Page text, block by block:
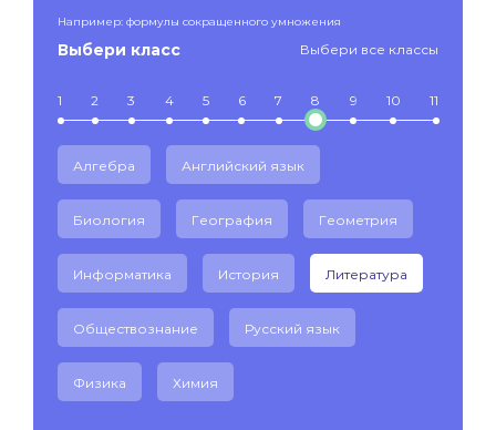
Например: формулы сокращенного умножения
Выбери класс Выбери все классы
1 2 3 4 5 6 7 8 9 10 11
Алгебра Английский язык
Биология География Геометрия
Информатика История Литература
Обществознание Русский язык
Физика Химия